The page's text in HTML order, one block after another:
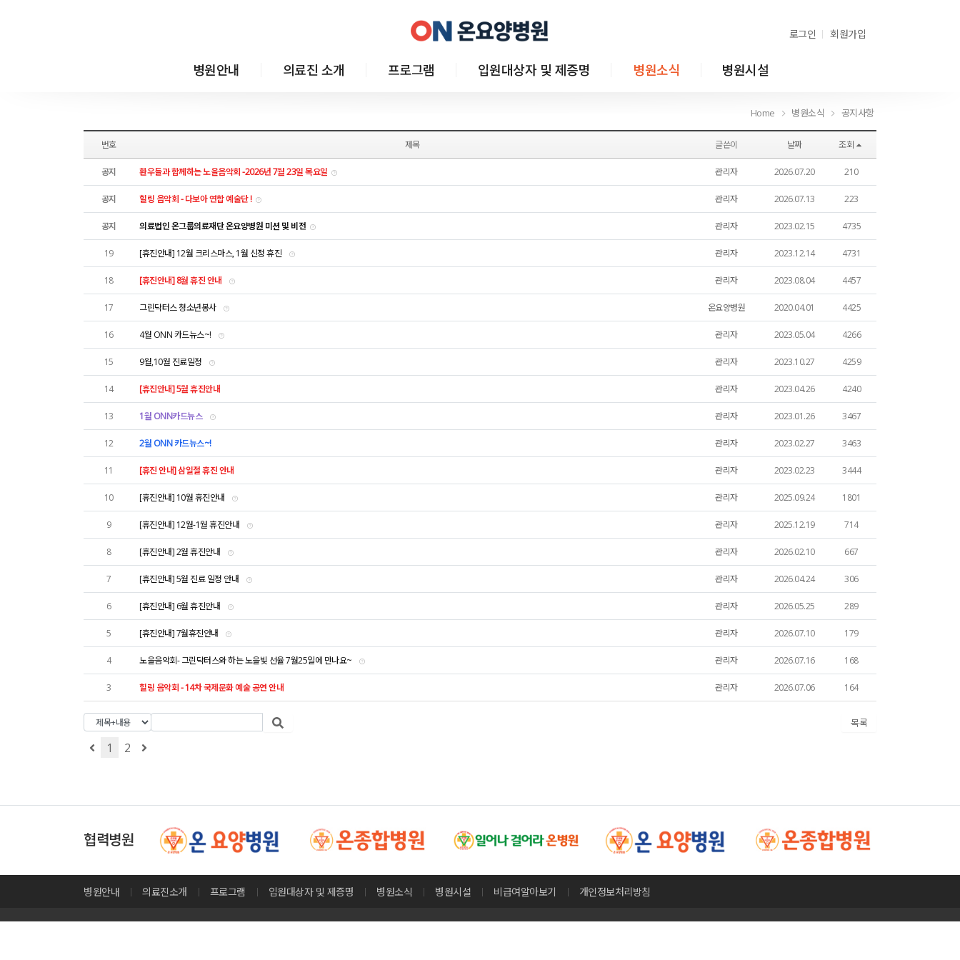
로그인 회원가입
병원안내 의료진 소개 프로그램 입원대상자 및 제증명 병원소식 병원시설
Home
Home 병원소식 공지사항
번호 제목 글쓴이 날짜 조회
공지 환우들과 함께하는 노을음악회 -2026년 7월 23일 목요일 관리자 2026.07.20 210
공지 힐링 음악회 - 다보아 연합 예술단 ! 관리자 2026.07.13 223
공지 의료법인 온그룹의료재단 온요양병원 미션 및 비전 관리자 2023.02.15 4735
19 [휴진안내] 12월 크리스마스, 1월 신정 휴진 관리자 2023.12.14 4731
18 [휴진안내] 8월 휴진 안내 관리자 2023.08.04 4457
17 그린닥터스 청소년봉사 온요양병원 2020.04.01 4425
16 4월 ONN 카드뉴스~! 관리자 2023.05.04 4266
15 9월,10월 진료일정 관리자 2023.10.27 4259
14 [휴진안내] 5월 휴진안내 관리자 2023.04.26 4240
13 1월 ONN카드뉴스 관리자 2023.01.26 3467
12 2월 ONN 카드뉴스~! 관리자 2023.02.27 3463
11 [휴진 안내] 삼일절 휴진 안내 관리자 2023.02.23 3444
10 [휴진안내] 10월 휴진안내 관리자 2025.09.24 1801
9 [휴진안내] 12월-1월 휴진안내 관리자 2025.12.19 714
8 [휴진안내] 2월 휴진안내 관리자 2026.02.10 667
7 [휴진안내] 5월 진료 일정 안내 관리자 2026.04.24 306
6 [휴진안내] 6월 휴진안내 관리자 2026.05.25 289
5 [휴진안내] 7월휴진안내 관리자 2026.07.10 179
4 노을음악회- 그린닥터스와 하는 노을빛 선율 7월25일에 만나요~ 관리자 2026.07.16 168
3 힐링 음악회 - 14차 국제문화 예술 공연 안내 관리자 2026.07.06 164
목록
1 2
협력병원
병원안내 의료진소개 프로그램 입원대상자 및 제증명 병원소식 병원시설 비급여알아보기 개인정보처리방침